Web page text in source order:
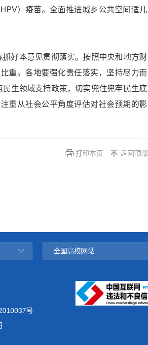
）疫苗。全面推进城乡公共空间适儿
好本意见贯彻落实。按照中央和地方财
重。各地要强化责任落实，坚持尽力而
生领域支持政策，切实兜住兜牢民生底
重从社会公平角度评估对社会预期的影
打印本页 返回顶部
全国高校网站
号